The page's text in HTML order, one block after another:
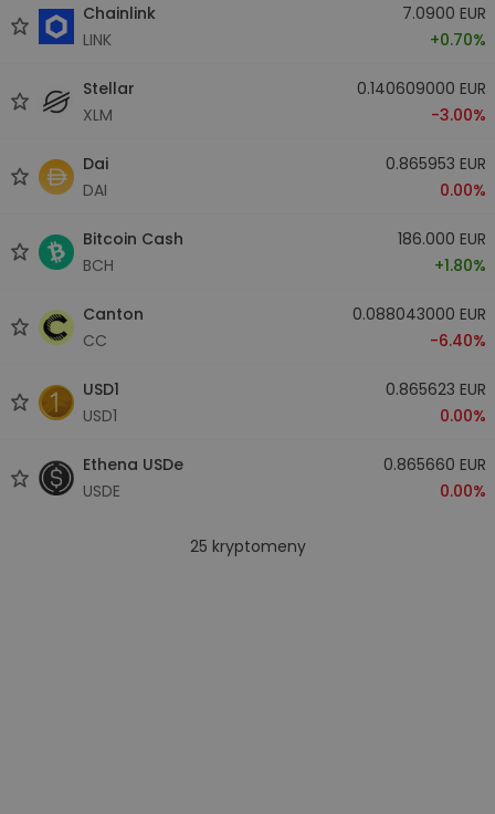
Chainlink
LINK
7.0900 EUR
+0.70%
Stellar
XLM
0.140609000 EUR
-3.00%
Dai
DAI
0.865953 EUR
0.00%
Bitcoin Cash
BCH
186.000 EUR
+1.80%
Canton
CC
0.088043000 EUR
-6.40%
USD1
USD1
0.865623 EUR
0.00%
Ethena USDe
USDE
0.865660 EUR
0.00%
25 kryptomeny